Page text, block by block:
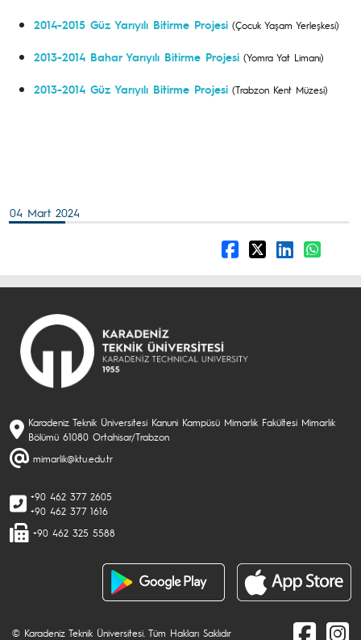
2014-2015 Güz Yarıyılı Bitirme Projesi (Çocuk Yaşam Yerleşkesi)
2013-2014 Bahar Yarıyılı Bitirme Projesi (Yomra Yat Limanı)
2013-2014 Güz Yarıyılı Bitirme Projesi (Trabzon Kent Müzesi)
04 Mart 2024
Karadeniz Teknik Üniversitesi Kanuni Kampüsü Mimarlık Fakültesi Mimarlık
Bölümü 61080 Ortahisar/Trabzon
mimarlik@ktu.edu.tr
+90 462 377 2605
+90 462 377 1616
+90 462 325 5588
© Karadeniz Teknik Üniversitesi. Tüm Hakları Saklıdır